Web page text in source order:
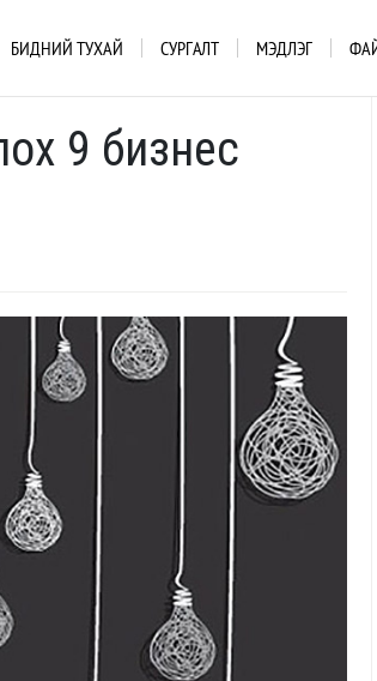
БИДНИЙ ТУХАЙ СУРГАЛТ МЭДЛЭГ
9 бизнес